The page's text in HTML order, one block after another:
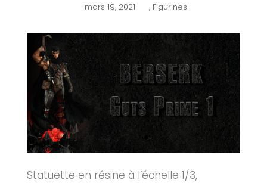
mars 19, 2021 , Figurines
Statuette en résine à l’échelle 1/3,